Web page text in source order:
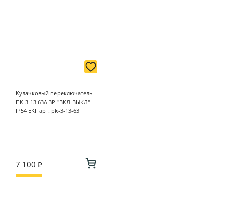
Кулачковый переключатель
ПК-3-13 63А 3P "ВКЛ-ВЫКЛ"
IP54 EKF арт. pk-3-13-63
7 100 ₽